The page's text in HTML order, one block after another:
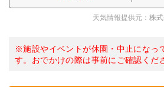
天気情報提供元：株
※施設やイベントが休園・中止になっ
す。おでかけの際は事前にご確認くだ